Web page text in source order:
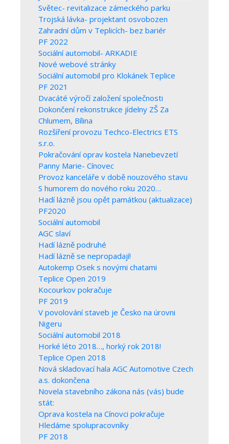
Světec- revitalizace zámeckého parku
Trojská lávka- projektant osvobozen
Zahradní dům v Teplicích- bez bariér
PF 2022
Sociální automobil- ARKADIE
Nové webové stránky
Sociální automobil pro Klokánek Teplice
PF 2021
Dvacáté výročí založení společnosti
Dokončení rekonstrukce jídelny ZŠ Za
Chlumem, Bílina
Rozšíření provozu Techco-Electrics ETS
s.r.o.
Pokračování oprav kostela Nanebevzetí
Panny Marie- Cínovec
Provoz kanceláře v době nouzového stavu
S humorem do nového roku 2020…
Hadí lázně jsou opět památkou (aktualizace)
PF2020
Sociální automobil
AGC slaví
Hadí lázně podruhé
Hadí lázně se nepropadají!
Autokemp Osek s novými chatami
Teplice Open 2019
Kocourkov pokračuje
PF 2019
V povolování staveb je Česko na úrovni
Nigeru
Sociální automobil 2018
Horké léto 2018…, horký rok 2018!
Teplice Open 2018
Nová skladovací hala AGC Automotive Czech
a.s. dokončena
Novela stavebního zákona nás (vás) bude
stát:
Oprava kostela na Cínovci pokračuje
Hledáme spolupracovníky
PF 2018